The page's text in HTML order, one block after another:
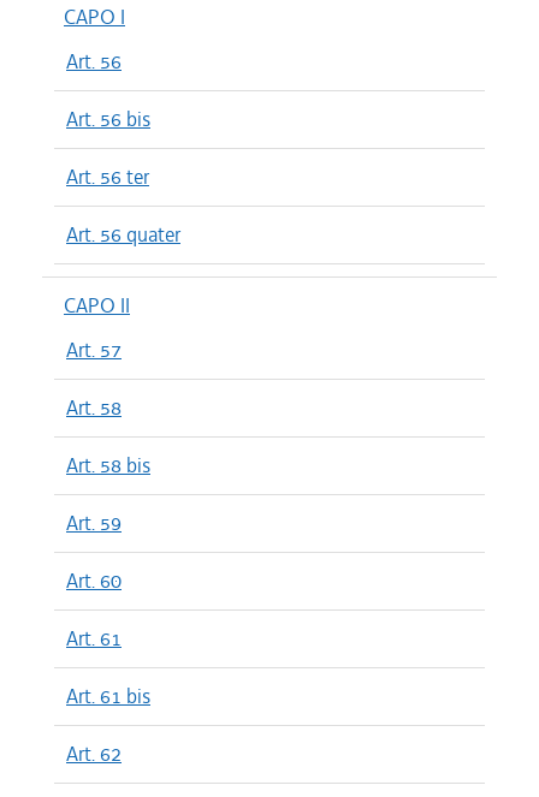
CAPO I
Art. 56
Art. 56 bis
Art. 56 ter
Art. 56 quater
CAPO II
Art. 57
Art. 58
Art. 58 bis
Art. 59
Art. 60
Art. 61
Art. 61 bis
Art. 62